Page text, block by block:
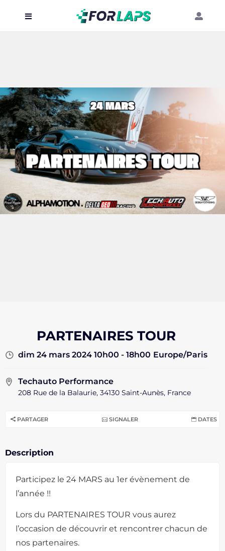
Organisateur
Blog
PARTENAIRES TOUR
dim 24 mars 2024 10h00 - 18h00 Europe/Paris
Techauto Performance
208 Rue de la Balaurie, 34130 Saint-Aunès, France
PARTAGER SIGNALER DATES
Description
Participez le 24 MARS au 1er évènement de
l’année !!
Lors du PARTENAIRES TOUR vous aurez
l’occasion de découvrir et rencontrer chacun de
nos partenaires.